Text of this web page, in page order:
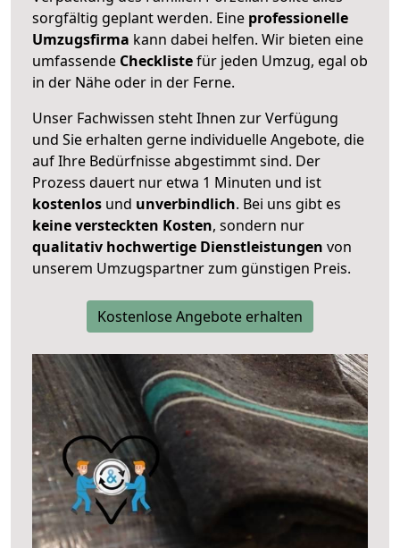
sorgfältig geplant werden. Eine professionelle
Umzugsfirma kann dabei helfen. Wir bieten eine
umfassende Checklistefür jeden Umzug, egal ob
in der Nähe oder in der Ferne.
Unser Fachwissen steht Ihnen zur Verfügung
und Sie erhalten gerne individuelle Angebote, die
auf Ihre Bedürfnisse abgestimmt sind. Der
Prozess dauert nur etwa 1 Minuten und ist
kostenlos und unverbindlich. Bei uns gibt es
keine versteckten Kosten, sondern nur
qualitativ hochwertige Dienstleistungen von
unserem Umzugspartner zum günstigen Preis.
Kostenlose Angebote erhalten